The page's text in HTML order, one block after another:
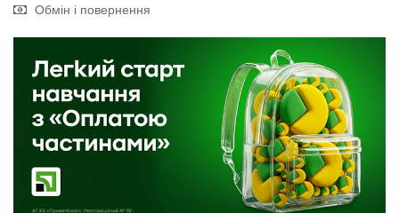
Обмін і повернення